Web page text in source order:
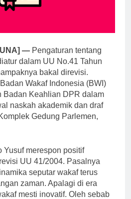
— Pengaturan tentang
dalam UU No.41 Tahun
bakal direvisi.
Wakaf Indonesia (BWI)
Badan Keahlian DPR dalam
naskah akademik dan draf
Gedung Parlemen,
Yusuf merespon positif
UU 41/2004. Pasalnya
seputar wakaf terus
zaman. Apalagi di era
mesti inovatif. Oleh sebab